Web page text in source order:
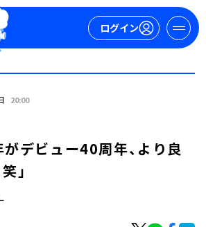
ログイン
20:00
がデビュー40周年、より良
」